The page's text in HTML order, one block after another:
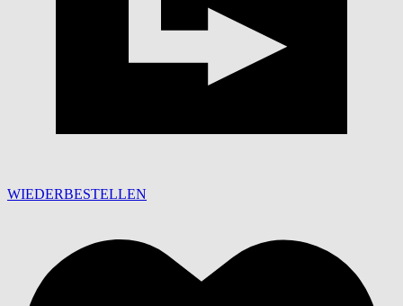
WIEDERBESTELLEN